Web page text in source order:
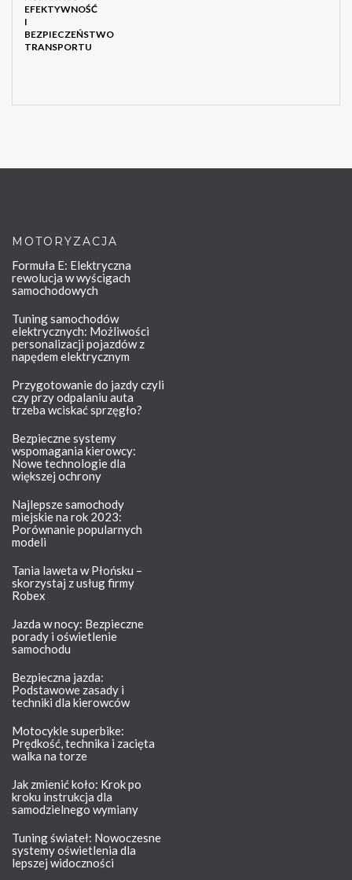
MOTORYZACJA
Formuła E: Elektryczna
rewolucja w wyścigach
samochodowych
Tuning samochodów
elektrycznych: Możliwości
personalizacji pojazdów z
napędem elektrycznym
Przygotowanie do jazdy czyli
czy przy odpalaniu auta
trzeba wciskać sprzęgło?
Bezpieczne systemy
wspomagania kierowcy:
Nowe technologie dla
większej ochrony
Najlepsze samochody
miejskie na rok 2023:
Porównanie popularnych
modeli
Tania laweta w Płońsku –
skorzystaj z usług firmy
Robex
Jazda w nocy: Bezpieczne
porady i oświetlenie
samochodu
Bezpieczna jazda:
Podstawowe zasady i
techniki dla kierowców
Motocykle superbike:
Prędkość, technika i zacięta
walka na torze
Jak zmienić koło: Krok po
kroku instrukcja dla
samodzielnego wymiany
Tuning świateł: Nowoczesne
systemy oświetlenia dla
lepszej widoczności